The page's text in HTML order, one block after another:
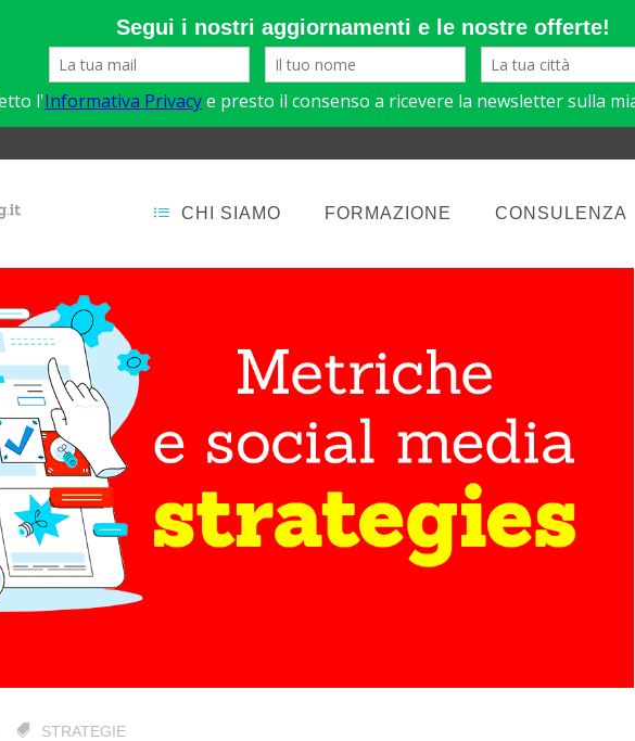
CHI SIAMO FORMAZIONE CONSULENZA
STRATEGIE